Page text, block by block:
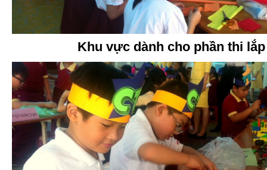
Khu vực dành cho phần thi